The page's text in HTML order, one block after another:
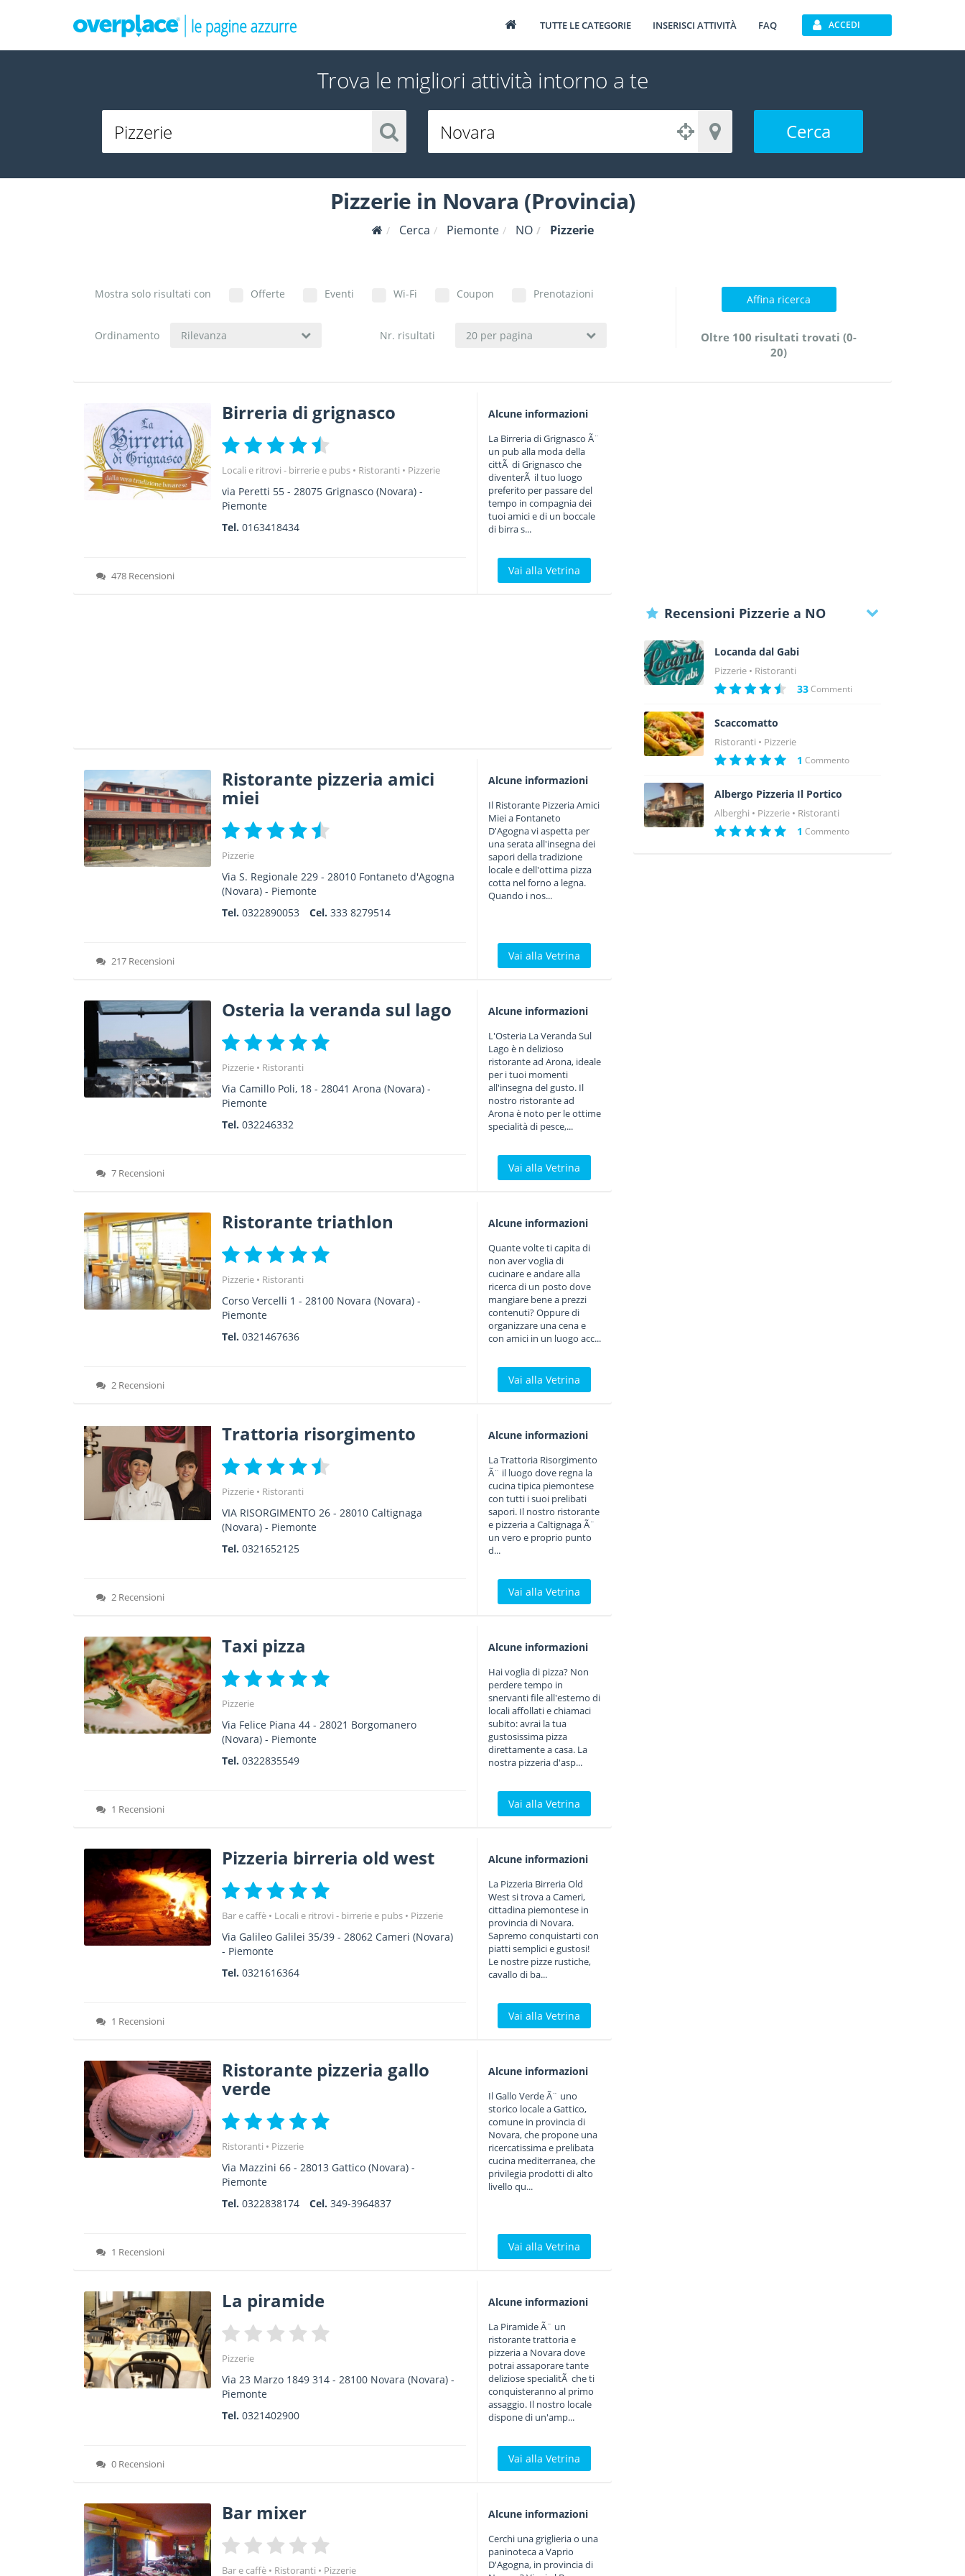
TUTTE LE CATEGORIE INSERISCI ATTIVITÀ FAQ ACCEDI
Trova le migliori attività intorno a te
Cerca
Pizzerie in Novara (Provincia)
Cerca Piemonte NO Pizzerie
Mostra solo risultati con Offerte Eventi Wi-Fi Coupon Prenotazioni
Ordinamento Rilevanza Nr. risultati 20 per pagina
Affina ricerca
Oltre 100 risultati trovati (0-
20)
Birreria di grignasco
Locali e ritrovi - birrerie e pubs Ristoranti Pizzerie
via Peretti 55 -28075 Grignasco (Novara) -
Piemonte
Tel.0163418434
478 Recensioni
Alcune informazioni
La Birreria di Grignasco Ã¨
un pub alla moda della
cittÃ di Grignasco che
diventerÃ il tuo luogo
preferito per passare del
tempo in compagnia dei
tuoi amici e di un boccale
di birra s...
Vai alla Vetrina
Ristorante pizzeria amici
miei
Pizzerie
Via S. Regionale 229 -28010 Fontaneto d'Agogna
(Novara) - Piemonte
Tel.0322890053 Cel.333 8279514
217 Recensioni
Alcune informazioni
Il Ristorante Pizzeria Amici
Miei a Fontaneto
D'Agogna vi aspetta per
una serata all'insegna dei
sapori della tradizione
locale e dell'ottima pizza
cotta nel forno a legna.
Quando i nos...
Vai alla Vetrina
Osteria la veranda sul lago
Pizzerie Ristoranti
Via Camillo Poli, 18 -28041 Arona (Novara) -
Piemonte
Tel.032246332
7 Recensioni
Alcune informazioni
L'Osteria La Veranda Sul
Lago è n delizioso
ristorante ad Arona, ideale
per i tuoi momenti
all'insegna del gusto. Il
nostro ristorante ad
Arona è noto per le ottime
specialità di pesce,...
Vai alla Vetrina
Ristorante triathlon
Pizzerie Ristoranti
Corso Vercelli 1 -28100 Novara (Novara) -
Piemonte
Tel.0321467636
2 Recensioni
Alcune informazioni
Quante volte ti capita di
non aver voglia di
cucinare e andare alla
ricerca di un posto dove
mangiare bene a prezzi
contenuti? Oppure di
organizzare una cena e
con amici in un luogo acc...
Vai alla Vetrina
Trattoria risorgimento
Pizzerie Ristoranti
VIA RISORGIMENTO 26 -28010 Caltignaga
(Novara) - Piemonte
Tel.0321652125
2 Recensioni
Alcune informazioni
La Trattoria Risorgimento
Ã¨ il luogo dove regna la
cucina tipica piemontese
con tutti i suoi prelibati
sapori. Il nostro ristorante
e pizzeria a Caltignaga Ã¨
un vero e proprio punto
d...
Vai alla Vetrina
Taxi pizza
Pizzerie
Via Felice Piana 44 -28021 Borgomanero
(Novara) - Piemonte
Tel.0322835549
1 Recensioni
Alcune informazioni
Hai voglia di pizza? Non
perdere tempo in
snervanti file all'esterno di
locali affollati e chiamaci
subito: avrai la tua
gustosissima pizza
direttamente a casa. La
nostra pizzeria d'asp...
Vai alla Vetrina
Pizzeria birreria old west
Bar e caffè Locali e ritrovi - birrerie e pubs Pizzerie
Via Galileo Galilei 35/39 -28062 Cameri (Novara)
- Piemonte
Tel.0321616364
1 Recensioni
Alcune informazioni
La Pizzeria Birreria Old
West si trova a Cameri,
cittadina piemontese in
provincia di Novara.
Sapremo conquistarti con
piatti semplici e gustosi!
Le nostre pizze rustiche,
cavallo di ba...
Vai alla Vetrina
Ristorante pizzeria gallo
verde
Ristoranti Pizzerie
Via Mazzini 66 -28013 Gattico (Novara) -
Piemonte
Tel.0322838174 Cel.349-3964837
1 Recensioni
Alcune informazioni
Il Gallo Verde Ã¨ uno
storico locale a Gattico,
comune in provincia di
Novara, che propone una
ricercatissima e prelibata
cucina mediterranea, che
privilegia prodotti di alto
livello qu...
Vai alla Vetrina
La piramide
Pizzerie
Via 23 Marzo 1849 314 -28100 Novara (Novara) -
Piemonte
Tel.0321402900
0 Recensioni
Alcune informazioni
La Piramide Ã¨ un
ristorante trattoria e
pizzeria a Novara dove
potrai assaporare tante
deliziose specialitÃ che ti
conquisteranno al primo
assaggio. Il nostro locale
dispone di un'amp...
Vai alla Vetrina
Bar mixer
Bar e caffè Ristoranti Pizzerie
Alcune informazioni
Cerchi una griglieria o una
paninoteca a Vaprio
D'Agogna, in provincia di
Recensioni Pizzerie a NO
Locanda dal Gabi
Pizzerie Ristoranti
33Commenti
Scaccomatto
Ristoranti Pizzerie
1 Commento
Albergo Pizzeria Il Portico
Alberghi Pizzerie Ristoranti
1 Commento